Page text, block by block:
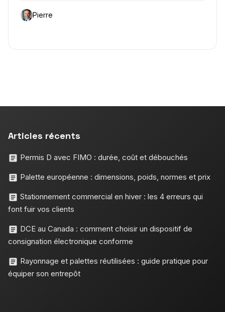
Pierre
Articles récents
Permis D avec FIMO : durée, coût et débouchés
Palette européenne : dimensions, poids, normes et prix
Stationnement commercial en hiver : les 4 erreurs qui
font fuir vos clients
DCE au Canada : comment choisir un dispositif de
consignation électronique conforme
Rayonnage et palettes réutilisées : guide pratique pour
équiper son entrepôt